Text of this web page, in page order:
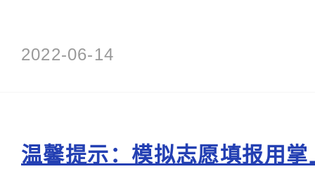
2022-06-14
温馨提示：模拟志愿填报用